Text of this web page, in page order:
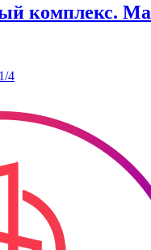
комплекс.
4